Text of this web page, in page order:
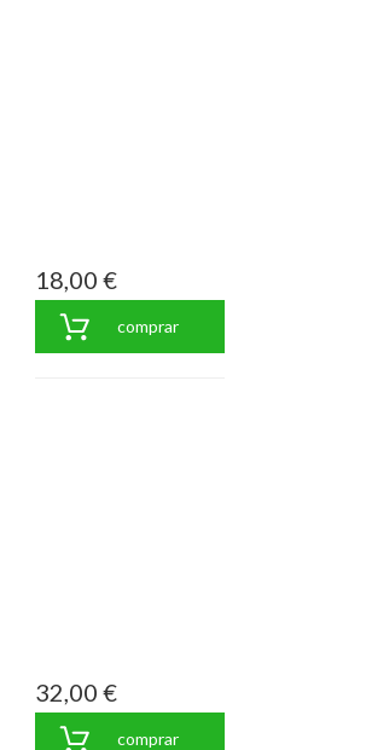
18,00 €
comprar
32,00 €
comprar